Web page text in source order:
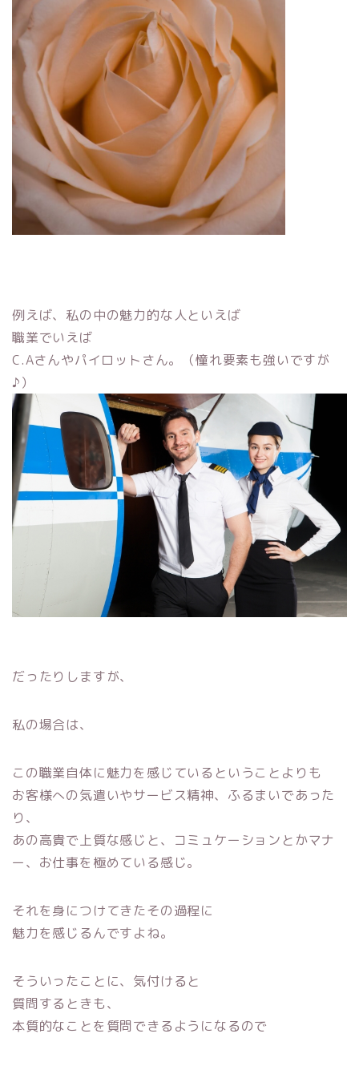
例えば、私の中の魅力的な人といえば
職業でいえば
C.Aさんやパイロットさん。（憧れ要素も強いですが
♪）
だったりしますが、
私の場合は、
この職業自体に魅力を感じているということよりも
お客様への気遣いやサービス精神、ふるまいであった
り、
あの高貴で上質な感じと、コミュケーションとかマナ
ー、お仕事を極めている感じ。
それを身につけてきたその過程に
魅力を感じるんですよね。
そういったことに、気付けると
質問するときも、
本質的なことを質問できるようになるので